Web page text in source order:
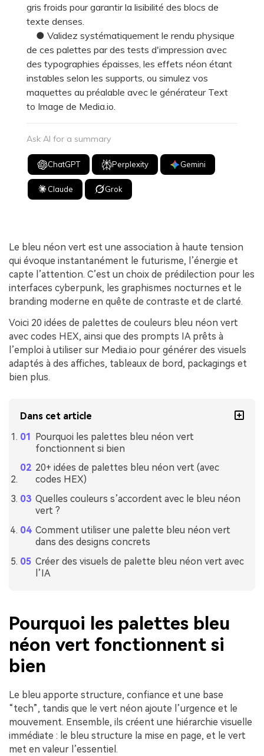
gris froids pour garantir la lisibilité des blocs de
texte denses.
● Validez systématiquement le rendu physique
de ces palettes par des tests d'impression avec
des typographies épaisses, les effets néon étant
instables selon les supports, ou simulez vos
maquettes au préalable avec le générateur Text
to Image de Media.io.
Ask AI for a summary
ChatGPT Perplexity Gemini
Claude Grok
Le bleu néon vert est une association à haute tension
qui évoque instantanément le futurisme, l’énergie et
capte l’attention. C’est un choix de prédilection pour les
interfaces cyberpunk, les graphismes nocturnes et le
branding moderne en quête de contraste et de clarté.
Voici 20 idées de palettes de couleurs bleu néon vert
avec codes HEX, ainsi que des prompts IA prêts à
l’emploi à utiliser sur Media.io pour générer des visuels
adaptés à des affiches, tableaux de bord, packagings et
bien plus.
Dans cet article
Pourquoi les palettes bleu néon vert
fonctionnent si bien
20+ idées de palettes bleu néon vert (avec
codes HEX)
Quelles couleurs s’accordent avec le bleu néon
vert ?
Comment utiliser une palette bleu néon vert
dans des designs concrets
Créer des visuels de palette bleu néon vert avec
l’IA
Pourquoi les palettes bleu
néon vert fonctionnent si
bien
Le bleu apporte structure, confiance et une base
“tech”, tandis que le vert néon ajoute l’urgence et le
mouvement. Ensemble, ils créent une hiérarchie visuelle
immédiate : le bleu structure la mise en page, et le vert
met en valeur l’essentiel.